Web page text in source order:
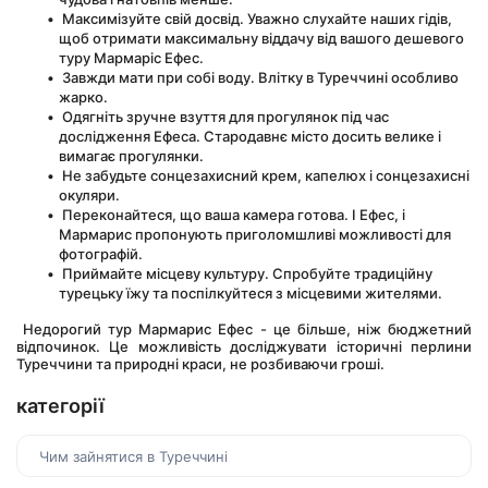
Максимізуйте свій досвід. Уважно слухайте наших гідів,
щоб отримати максимальну віддачу від вашого дешевого
туру Мармаріс Ефес.
Завжди мати при собі воду. Влітку в Туреччині особливо
жарко.
Одягніть зручне взуття для прогулянок під час
дослідження Ефеса. Стародавнє місто досить велике і
вимагає прогулянки.
Не забудьте сонцезахисний крем, капелюх і сонцезахисні
окуляри.
Переконайтеся, що ваша камера готова. І Ефес, і
Мармарис пропонують приголомшливі можливості для
фотографій.
Приймайте місцеву культуру. Спробуйте традиційну
турецьку їжу та поспілкуйтеся з місцевими жителями.
відпочинок. Це можливість досліджувати історичні перлини
Туреччини та природні краси, не розбиваючи гроші.
категорії
Чим зайнятися в Туреччині